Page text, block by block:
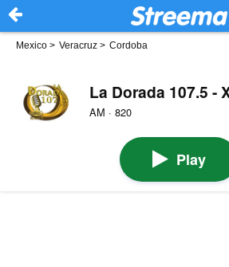
Mexico > Veracruz > Cordoba
La Dorada 107.5 -
AM · 820
Play